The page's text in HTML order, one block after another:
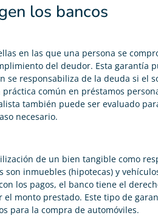
los bancos
en las que una persona se
del deudor. Esta garantía
se responsabiliza de la deuda si el
común en préstamos
también puede ser evaluado
necesario.
de un bien tangible como
son inmuebles (hipotecas) y
los pagos, el banco tiene el
monto prestado. Este tipo de
para la compra de automóviles.